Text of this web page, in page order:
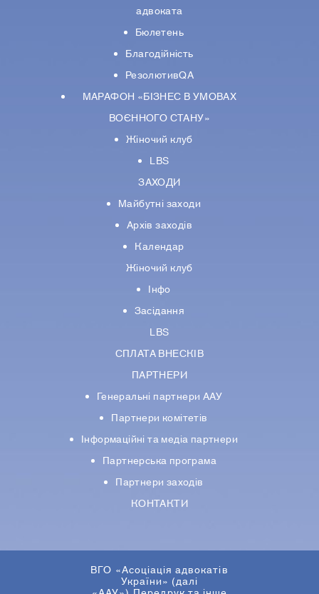
адвоката
Бюлетень
Благодійність
РезолютивQA
МАРАФОН «БІЗНЕС В УМОВАХ
ВОЄННОГО СТАНУ»
Жіночий клуб
LBS
ЗАХОДИ
Майбутні заходи
Архів заходів
Календар
Жіночий клуб
Інфо
Засідання
LBS
СПЛАТА ВНЕСКІВ
ПАРТНЕРИ
Генеральні партнери ААУ
Партнери комiтетiв
Iнформацiйнi та медіа партнери
Партнерська програма
Партнери заходів
КОНТАКТИ
ВГО «Асоціація адвокатів
України» (далі